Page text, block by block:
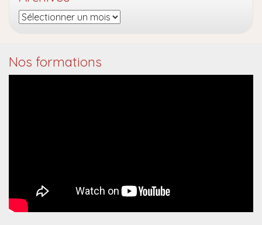
Archives
Nos formations